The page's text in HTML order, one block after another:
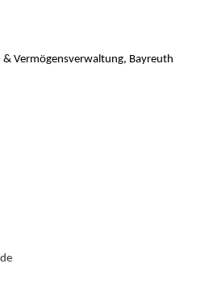
& Vermögensverwaltung, Bayreuth